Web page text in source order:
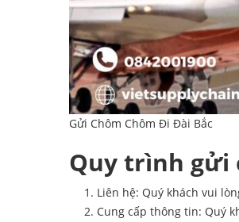
Gửi Chôm Chôm Đi Đài Bắc
Quy trình gửi
Liên hệ: Quý khách vui
Cung cấp thông tin: Quý